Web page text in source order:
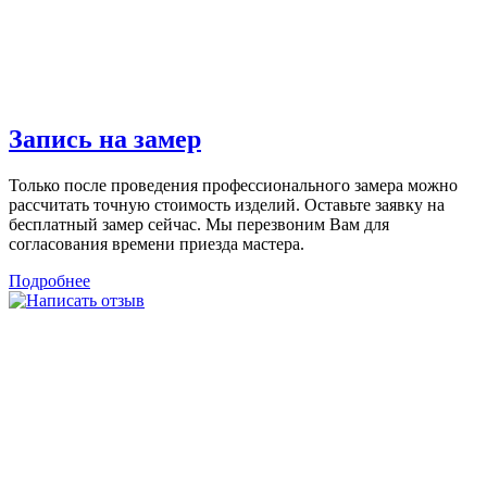
Запись на замер
Только после проведения профессионального замера можно
рассчитать точную стоимость изделий. Оставьте заявку на
бесплатный замер сейчас. Мы перезвоним Вам для
согласования времени приезда мастера.
Подробнее